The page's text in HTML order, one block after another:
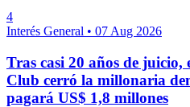
4
Interés General • 07 Aug 2026
Tras casi 20 años de
Club cerró la millonaria
pagará US$ 1,8 millones